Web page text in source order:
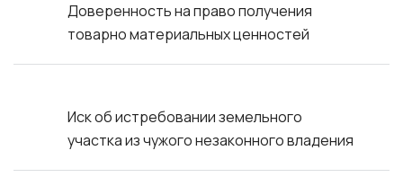
Доверенность на право получения
товарно материальных ценностей
Иск об истребовании земельного
участка из чужого незаконного владения